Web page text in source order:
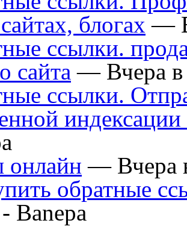
блогах —
ссылки.
сайта — Вчера
ссылки.
онлайн — Вчера
обратные
Banepa